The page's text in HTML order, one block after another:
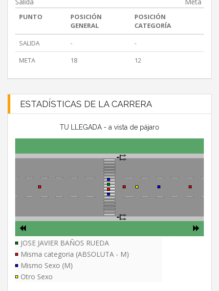
Salida Meta
PUNTO
POSICIÓN
GENERAL
POSICIÓN
CATEGORÍA
SALIDA
-
-
META
18 12
ESTADÍSTICAS DE LA CARRERA
TU LLEGADA - a vista de pájaro
JOSE JAVIER BAÑOS RUEDA
Misma categoria (ABSOLUTA - M)
Mismo Sexo (M)
Otro Sexo